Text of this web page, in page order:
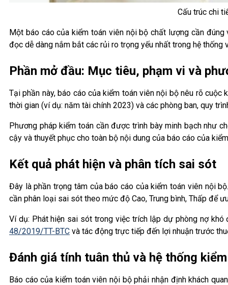
Cấu trúc chi
Một báo cáo của kiểm toán viên nội bộ chất lượng cần
đọc dễ dàng nắm bắt các rủi ro trọng yếu nhất trong hệ thống
Phần mở đầu: Mục tiêu, phạm vi và
Tại phần này, báo cáo của kiểm toán viên nội bộ nêu rõ
thời gian (ví dụ: năm tài chính 2023) và các phòng ban, quy
Phương pháp kiểm toán cần được trình bày minh bạch như
cậy và thuyết phục cho toàn bộ nội dung của báo cáo của
Kết quả phát hiện và phân tích sai sót
Đây là phần trọng tâm của báo cáo của kiểm toán viên nội
cần phân loại sai sót theo mức độ Cao, Trung bình, Thấp để
Ví dụ: Phát hiện sai sót trong việc trích lập dự phòng nợ
48/2019/TT-BTC và tác động trực tiếp đến lợi nhuận trước
Đánh giá tính tuân thủ và hệ thống
Báo cáo của kiểm toán viên nội bộ phải nhận định khách